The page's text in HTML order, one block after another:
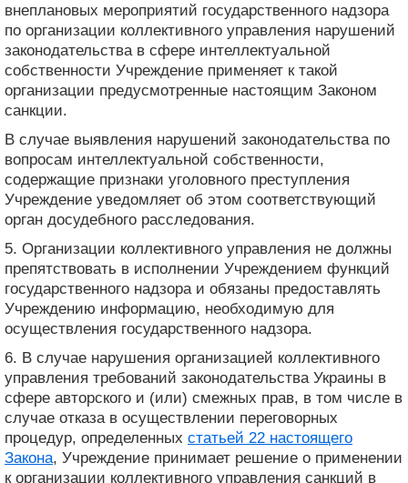
внеплановых мероприятий государственного надзора
по организации коллективного управления нарушений
законодательства в сфере интеллектуальной
собственности Учреждение применяет к такой
организации предусмотренные настоящим Законом
санкции.
В случае выявления нарушений законодательства по
вопросам интеллектуальной собственности,
содержащие признаки уголовного преступления
Учреждение уведомляет об этом соответствующий
орган досудебного расследования.
5. Организации коллективного управления не должны
препятствовать в исполнении Учреждением функций
государственного надзора и обязаны предоставлять
Учреждению информацию, необходимую для
осуществления государственного надзора.
6. В случае нарушения организацией коллективного
управления требований законодательства Украины в
сфере авторского и (или) смежных прав, в том числе в
случае отказа в осуществлении переговорных
процедур, определенных статьей 22 настоящего
Закона, Учреждение принимает решение о применении
к организации коллективного управления санкций в